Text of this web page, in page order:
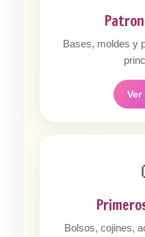
Bases, moldes y
Ver
Bolsos, cojines,